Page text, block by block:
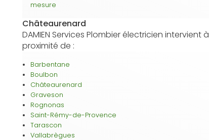
mesure
Châteaurenard
DAMIEN Services Plombier électricien intervient à
proximité de :
Barbentane
Boulbon
Châteaurenard
Graveson
Rognonas
Saint-Rémy-de-Provence
Tarascon
Vallabrègues